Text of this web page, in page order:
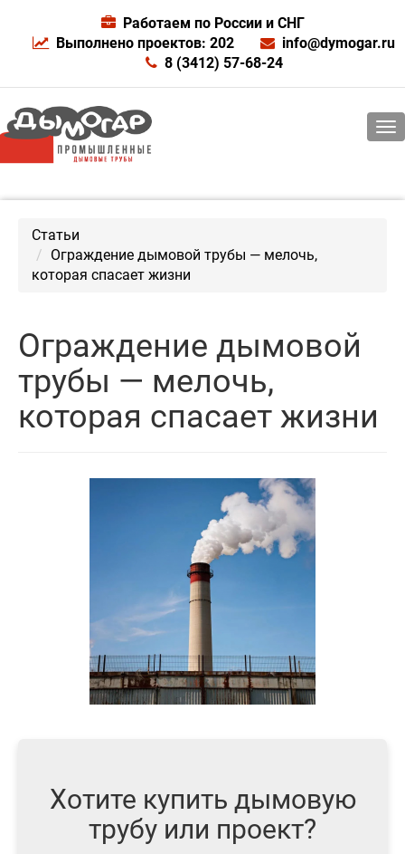
Работаем по России и СНГ
Выполнено проектов: 202
info@dymogar.ru
8 (3412) 57-68-24
Статьи
Ограждение дымовой трубы — мелочь,
которая спасает жизни
Ограждение дымовой
трубы — мелочь,
которая спасает жизни
Хотите купить дымовую
трубу или проект?